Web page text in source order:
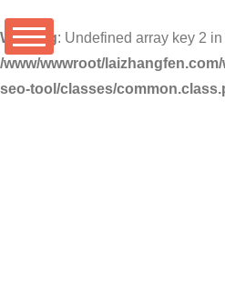
Warning: Undefined array key 2 in
/www/wwwroot/
seo-tool/classes/